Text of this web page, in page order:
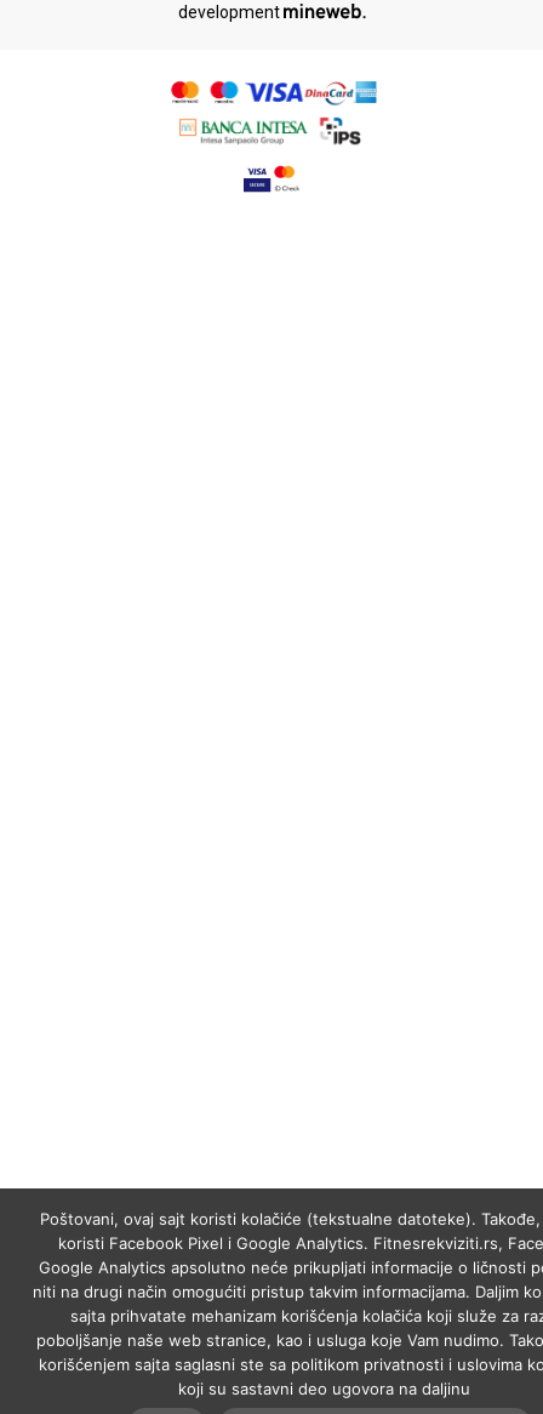
development
Poštovani, ovaj sajt koristi kolačiće (tekstualne datoteke).
koristi Facebook Pixel i Google Analytics. Fitnesrekviziti.rs,
Google Analytics apsolutno neće prikupljati informacije o ličnosti
niti na drugi način omogućiti pristup takvim informacijama. Daljim
sajta prihvatate mehanizam korišćenja kolačića koji služe za
poboljšanje naše web stranice, kao i usluga koje Vam nudimo.
korišćenjem sajta saglasni ste sa politikom privatnosti i uslovima
koji su sastavni deo ugovora na daljinu